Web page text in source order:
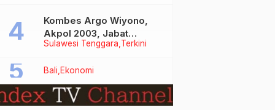
Bersubsidi Jenis Solar
Sulawesi Tenggara Terkini
Kombes Argo Wiyono,
Akpol 2003, Jabat
Dirlantas Polda Sultra
Bali Ekonomi